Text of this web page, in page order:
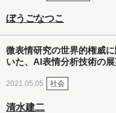
ぼうごなつこ
微表情研究の世界的権威に
いた、AI表情分析技術の
2021.05.05 社会
清水建二